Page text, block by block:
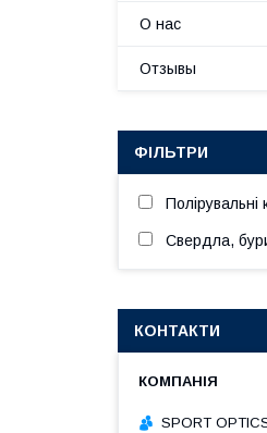
О нас
Отзывы
ФІЛЬТРИ
Полірувальні
Свердла,
КОНТАКТИ
SPORT